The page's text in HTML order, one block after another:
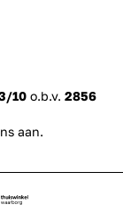
10 o.b.v. 2856
aan.